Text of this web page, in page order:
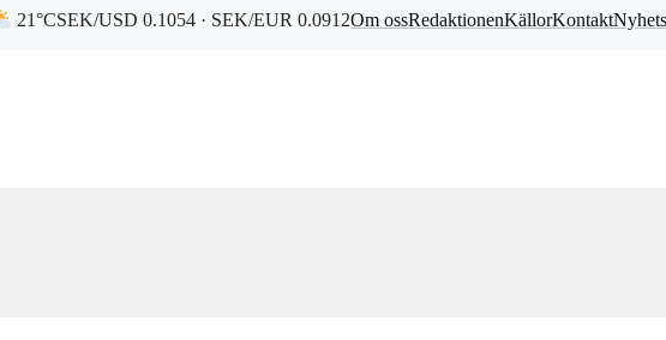
21°CSEK/USD 0.1054 · SEK/EUR 0.0912Om ossRedaktionenKällorKontakt